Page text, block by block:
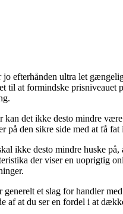
jo efterhånden ultra let
til at formindske prisniveauet
kan det ikke desto mindre
på den sikre side med at få
ikke desto mindre huske
der viser en uoprigtig
generelt et slag for handler
af at du ser en fordel i at